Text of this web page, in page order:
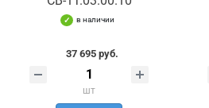
в наличии
37 695 руб.
шт